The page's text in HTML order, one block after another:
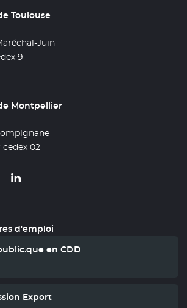
Toulouse
Juin
9
Montpellier
02
Xsur Facebook
nous sur Youtube
fenêtre
nous sur Instagram
- Nouvelle fenêtre
Retrouvez nous sur Linkedin
- Nouvelle fenêtre
d'emploi
en CDD
Export